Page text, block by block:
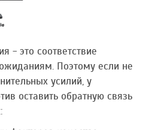
- это соответствие
Поэтому если не
усилий, у
оставить обратную связь